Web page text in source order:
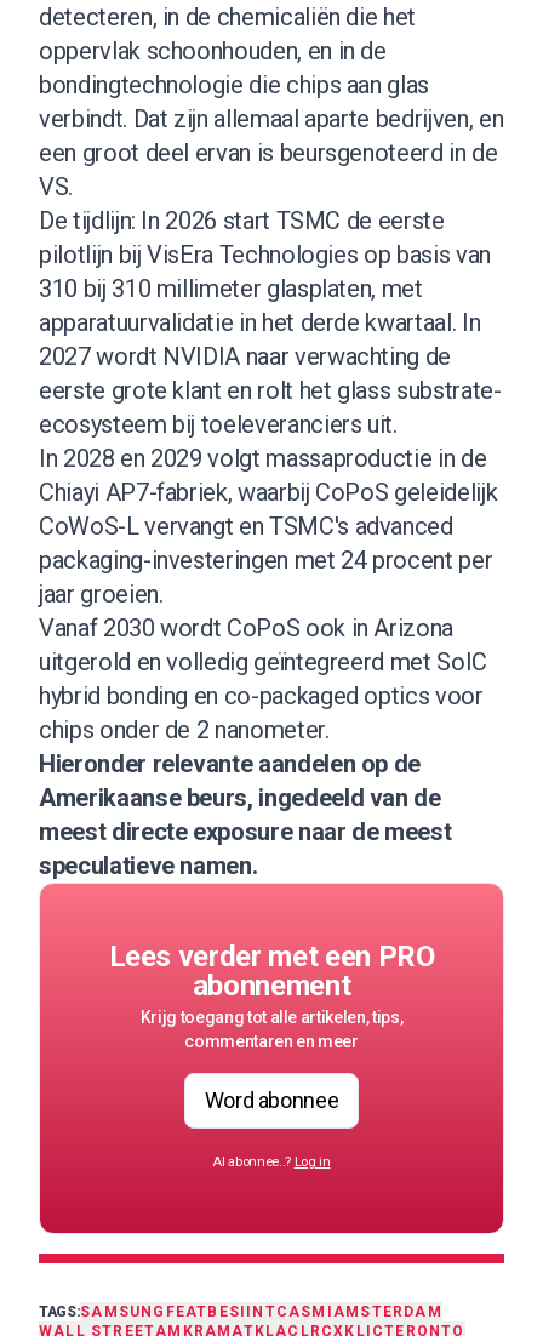
detecteren, in de chemicaliën die het
oppervlak schoonhouden, en in de
bondingtechnologie die chips aan glas
verbindt. Dat zijn allemaal aparte bedrijven, en
een groot deel ervan is beursgenoteerd in de
VS.
De tijdlijn: In 2026 start TSMC de eerste
pilotlijn bij VisEra Technologies op basis van
310 bij 310 millimeter glasplaten, met
apparatuurvalidatie in het derde kwartaal. In
2027 wordt NVIDIA naar verwachting de
eerste grote klant en rolt het glass substrate-
ecosysteem bij toeleveranciers uit.
In 2028 en 2029 volgt massaproductie in de
Chiayi AP7-fabriek, waarbij CoPoS geleidelijk
CoWoS-L vervangt en TSMC's advanced
packaging-investeringen met 24 procent per
jaar groeien.
Vanaf 2030 wordt CoPoS ook in Arizona
uitgerold en volledig geïntegreerd met SoIC
hybrid bonding en co-packaged optics voor
chips onder de 2 nanometer.
Hieronder relevante aandelen op de
Amerikaanse beurs, ingedeeld van de
meest directe exposure naar de meest
speculatieve namen.
Lees verder met een PRO
abonnement
Krijg toegang tot alle artikelen, tips,
commentaren en meer
Word abonnee
Al abonnee..? Log in
TAGS:SAMSUNG FEAT BESI INTCASMI AMSTERDAM
WALL STREETAMKRAMAT KLAC LRCX KLICTERONTO